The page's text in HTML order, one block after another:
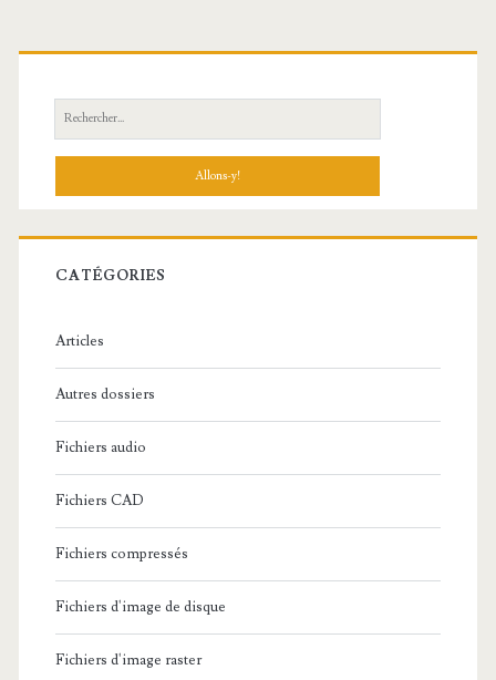
R
e
h
r
c
:
CATÉGORIES
Articles
Autres dossiers
Fichiers audio
Fichiers CAD
Fichiers compressés
Fichiers d'image de disque
Fichiers d'image raster